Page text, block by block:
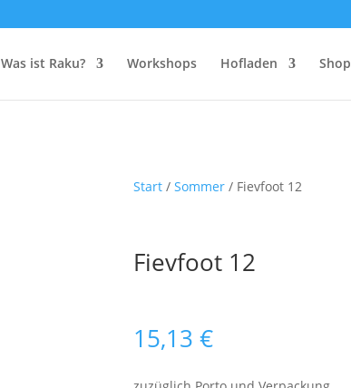
Was ist Raku? Workshops Hofladen Shop
Start/ Sommer/ Fievfoot 12
Fievfoot 12
15,13 €